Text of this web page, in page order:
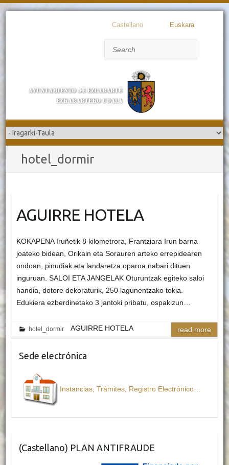
Castellano Euskara
hotel_dormir
AGUIRRE HOTELA
KOKAPENA Iruñetik 8 kilometrora, Frantziara Irun barna
joateko bidean, Orikain eta Sorauren arteko errepidearen
ondoan, pinudiak eta landaretza oparoa nabari dituen
inguruan. SALOI ETA JANGELAK Oturuntzak egiteko saloi
handia, dotore dekoraturik, 250 lagunentzako tokia.
Edukiera ezberdinetako 3 jantoki pribatu, ospakizun…
hotel_dormir AGUIRRE HOTELA read more
Sede electrónica
Instancias, Trámites, Registro Electrónico…
(Castellano) PLAN ANTIFRAUDE